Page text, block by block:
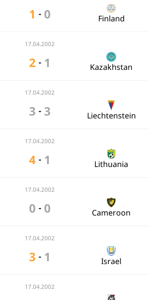
1 - 0 Finland
17.04.2002
2 - 1 Kazakhstan
17.04.2002
3 - 3 Liechtenstein
17.04.2002
4 - 1 Lithuania
17.04.2002
0 - 0 Cameroon
17.04.2002
3 - 1 Israel
17.04.2002